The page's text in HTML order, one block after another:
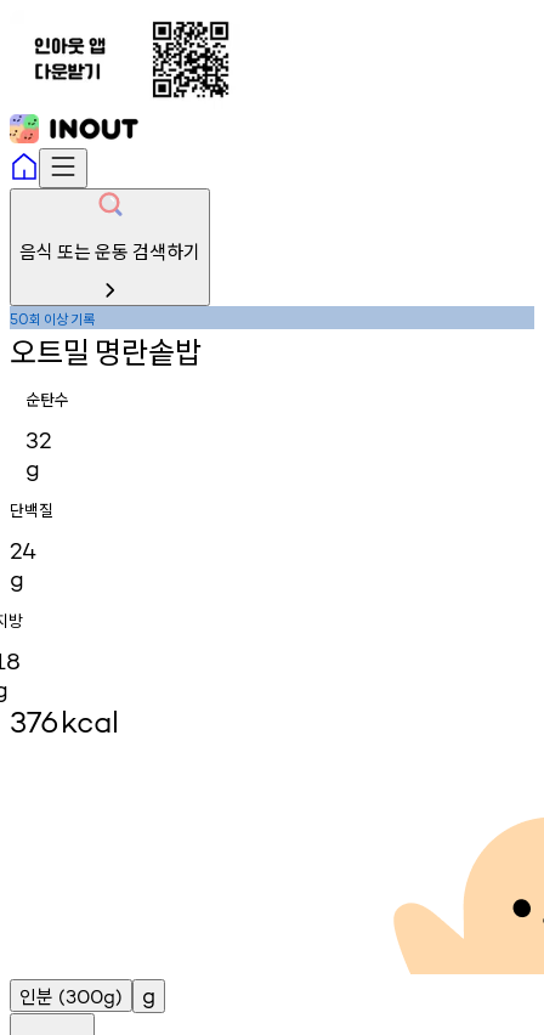
음식 또는 운동 검색하기
50회 이상기록
오트밀 명란솥밥
순탄수
32
g
단백질
24
g
방
376kcal
인분 (300g) g